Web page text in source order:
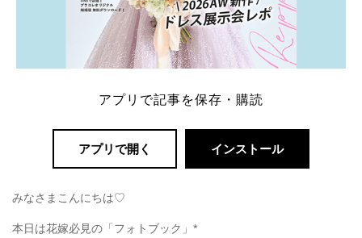
アプリで記事を保存・購読
アプリで開く インストール
みなさまこんにちは♡
本日は花嫁必見の「フォトブック」*